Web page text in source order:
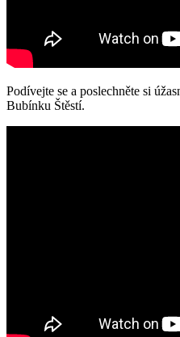
Podívejte se a poslechněte si
Bubínku Štěstí.